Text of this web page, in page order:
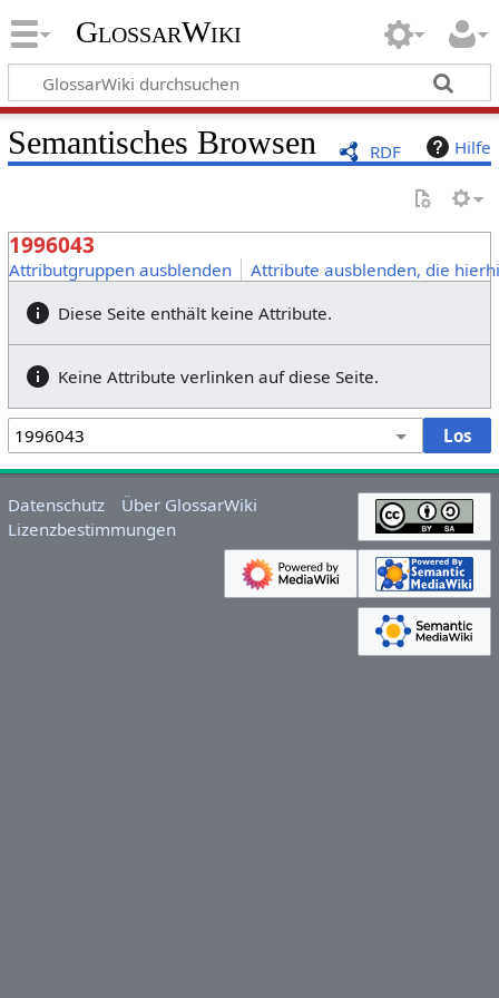
GlossarWiki
RDF Hilfe
Semantisches Browsen
1996043
Attributgruppen ausblenden
Attribute ausblenden, die
Diese Seite enthält keine Attribute.
Keine Attribute verlinken auf diese Seite.
Datenschutz
Über GlossarWiki
Lizenzbestimmungen